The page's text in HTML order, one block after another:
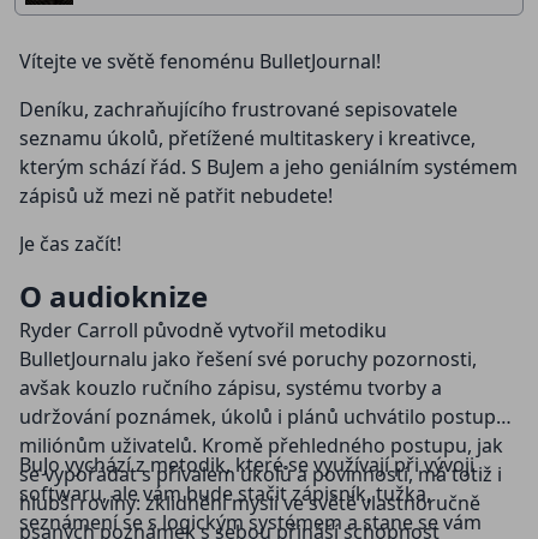
Vítejte ve světě fenoménu BulletJournal!
Deníku, zachraňujícího frustrované sepisovatele
seznamu úkolů, přetížené multitaskery i kreativce,
kterým schází řád. S BuJem a jeho geniálním systémem
zápisů už mezi ně patřit nebudete!
Je čas začít!
O audioknize
Ryder Carroll původně vytvořil metodiku
BulletJournalu jako řešení své poruchy pozornosti,
avšak kouzlo ručního zápisu, systému tvorby a
udržování poznámek, úkolů i plánů uchvátilo postupně
miliónům uživatelů. Kromě přehledného postupu, jak
se vypořádat s přívalem úkolů a povinností, má totiž i
hlubší roviny: zklidnění mysli ve světě vlastnoručně
psaných poznámek s sebou přináší schopnost
BuJo vychází z metodik, které se využívají při vývoji
softwaru, ale vám bude stačit zápisník, tužka,
seznámení se s logickým systémem a stane se vám